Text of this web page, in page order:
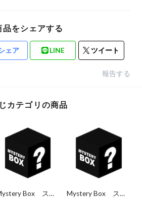
品をシェアする
ェア LINE ツイート
報告する
カテゴリの商品
Box ステ
Mystery Box ステ